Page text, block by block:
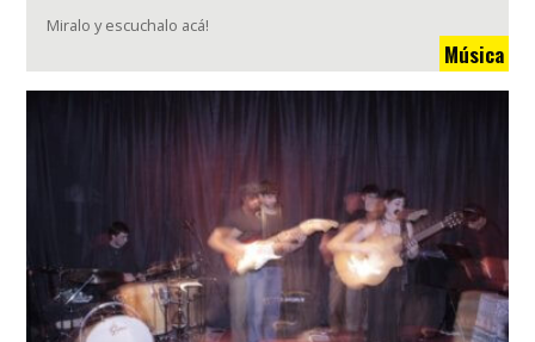
Miralo y escuchalo acá!
Música